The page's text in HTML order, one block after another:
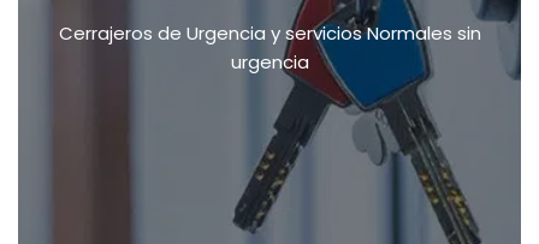
Cerrajeros de Urgencia y servicios Normales sin
urgencia